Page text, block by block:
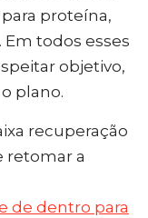
proteína,
todos esses
objetivo,
plano.
recuperação
retomar a
de dentro para